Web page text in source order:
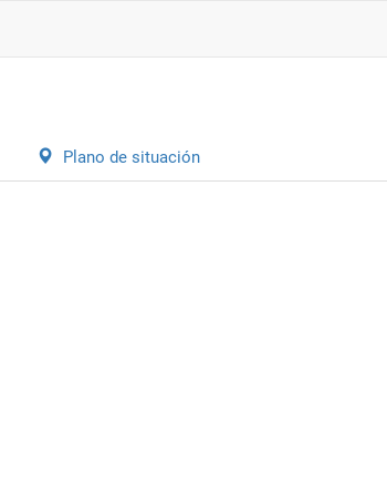
Plano de situación